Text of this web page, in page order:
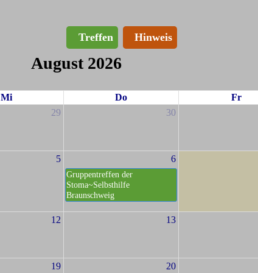
Treffen Hinweis
August 2026
Mi Do
Fr
29 30
5 6
Gruppentreffen der
Stoma~Selbsthilfe
Braunschweig
12 13
19 20